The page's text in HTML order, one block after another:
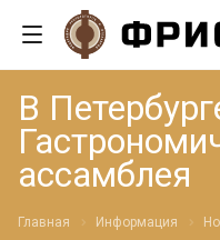
В
ассамблея
Главная Информация